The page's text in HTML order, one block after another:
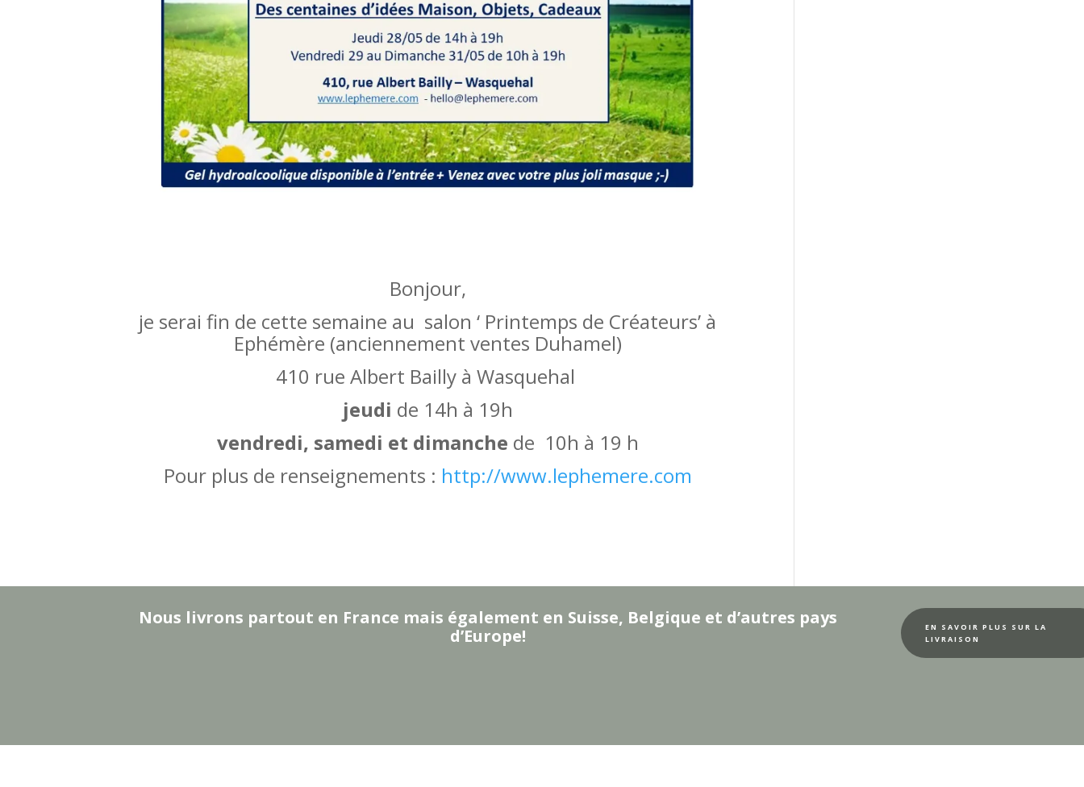
Bonjour,
je serai fin de cette semaine au salon ‘ Printemps de Créateurs’ à
Ephémère (anciennement ventes Duhamel)
410 rue Albert Bailly à Wasquehal
jeudi de 14h à 19h
vendredi, samedi et dimanche de 10h à 19 h
Pour plus de renseignements : http://www.lephemere.com
Nous livrons partout en France mais également en Suisse, Belgique et d’autres pays
d’Europe!
EN SAVOIR PLUS SUR LA
LIVRAISON